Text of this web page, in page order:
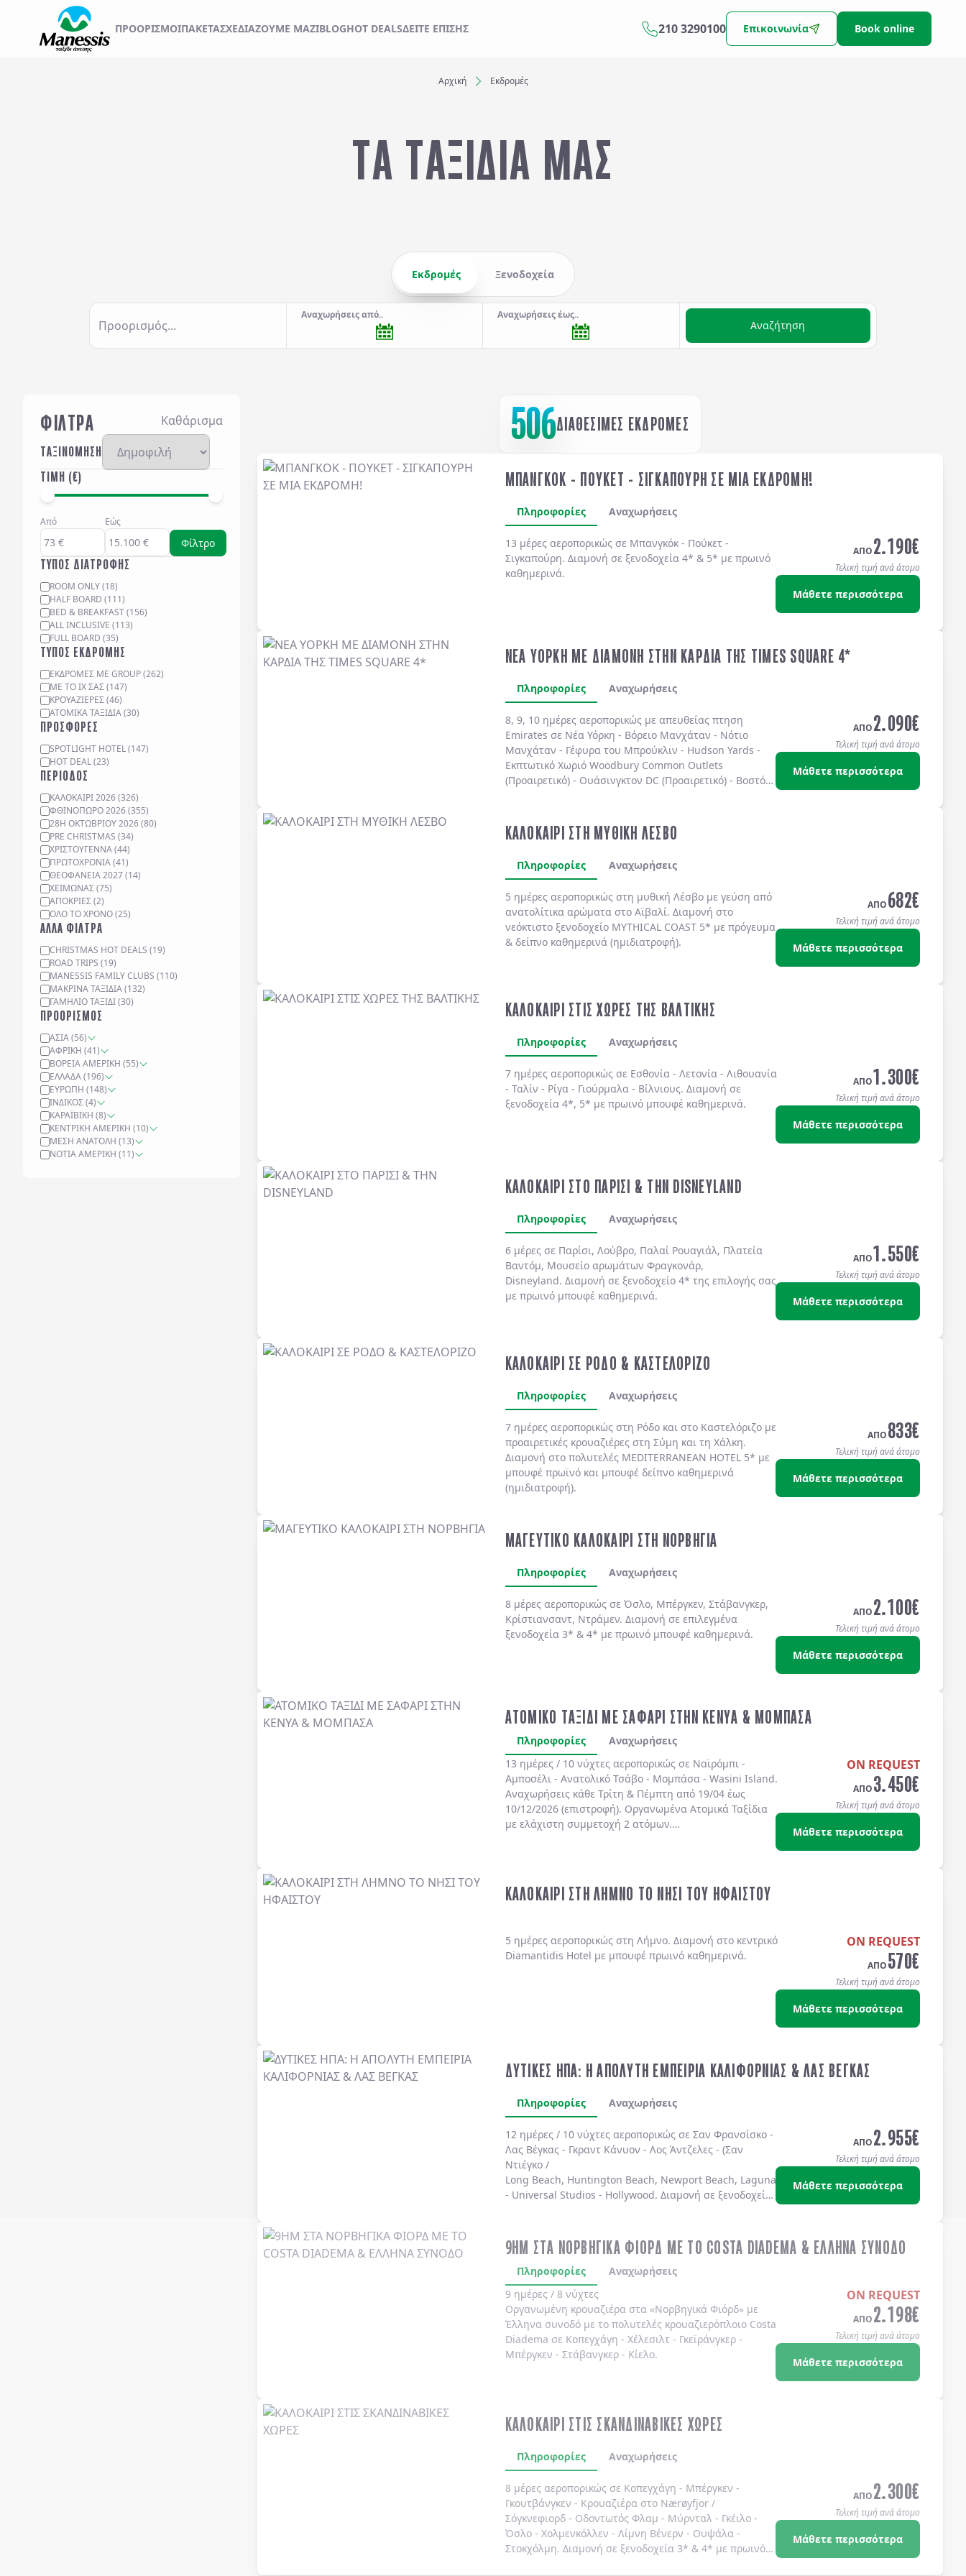
ΞΕΚΙΝΗΣΤΕ ΤΟ ΤΑΞΙΔΙ ΣΑΣ ΑΠΟ ΕΔΩ
Αναζήτηση
ΠΡΟΟΡΙΣΜΟΊΠΑΚΕΤΑΣΧΕΔΙΆΖΟΥΜΕ ΜΑΖΊBLOGHOT DEALSΔΕΊΤΕ ΕΠΊΣΗΣ 210 3290100 Επικοινωνία Book online
Αρχική Εκδρομές
ΤΑ ΤΑΞΙΔΙΑ ΜΑΣ
Εκδρομές Ξενοδοχεία
Προορισμός...
Αναχωρήσεις από.. Αναχωρήσεις έως..
Αναζήτηση
ΦΙΛΤΡΑ Καθάρισμα
ΤΑΞΙΝΟΜΗΣΗ
ΤΙΜΗ (€)
Από Εώς
Φίλτρο
ΤΥΠΟΣ ΔΙΑΤΡΟΦΗΣ
FULL BOARD (35)
ALL INCLUSIVE (113)
BED & BREAKFAST(156)
HALF BOARD (111)
ROOM ONLY(18)
ΤΥΠΟΣ ΕΚΔΡΟΜΗΣ
ΑΤΟΜΙΚΆ ΤΑΞΊΔΙΑ(30)
ΚΡΟΥΑΖΙΈΡΕΣ(46)
ΜΕ ΤΟ ΙΧ ΣΑΣ(147)
ΕΚΔΡΟΜΈΣ ΜΕ GROUP(262)
ΠΡΟΣΦΟΡΕΣ
HOT DEAL(23)
SPOTLIGHT HOTEL(147)
ΠΕΡΙΟΔΟΣ
ΟΛΟ ΤΟ ΧΡΟΝΟ(25)
ΑΠΟΚΡΙΕΣ(2)
ΧΕΙΜΩΝΑΣ(75)
ΘΕΟΦΑΝΕΙΑ 2027(14)
ΠΡΩΤΟΧΡΟΝΙΑ(41)
ΧΡΙΣΤΟΥΓΕΝΝΑ(44)
PRE CHRISTMAS (34)
28Η ΟΚΤΩΒΡΙΟΥ 2026(80)
ΦΘΙΝΟΠΩΡΟ 2026(355)
ΚΑΛΟΚΑΙΡΙ 2026(326)
ΑΛΛΑ ΦΙΛΤΡΑ
ΓΑΜΉΛΙΟ ΤΑΞΊΔΙ(30)
ΜΑΚΡΙΝΆ ΤΑΞΊΔΙΑ(132)
MANESSIS FAMILY CLUBS (110)
ROAD TRIPS (19)
CHRISTMAS HOT DEALS (19)
ΠΡΟΟΡΙΣΜΟΣ
ΑΣΊΑ(56)
ΑΦΡΙΚΉ (41)
ΒΌΡΕΙΑ ΑΜΕΡΙΚΉ (55)
ΕΛΛΆΔΑ(196)
ΕΥΡΏΠΗ (148)
ΙΝΔΙΚΌΣ(4)
ΚΑΡΑΪΒΙΚΉ (8)
ΚΕΝΤΡΙΚΉ ΑΜΕΡΙΚΉ (10)
ΜΈΣΗ ΑΝΑΤΟΛΉ (13)
ΝΌΤΙΑ ΑΜΕΡΙΚΉ (11)
506ΔΙΑΘΕΣΙΜΕΣ ΕΚΔΡΟΜΕΣ
ΜΠΑΝΓΚΟΚ - ΠΟΥΚΕΤ - ΣΙΓΚΑΠΟΥΡΗ ΣΕ ΜΙΑ ΕΚΔΡΟΜΗ!
Πληροφορίες Αναχωρήσεις
13 μέρες αεροπορικώς σε Μπανγκόκ - Πούκετ -
Σιγκαπούρη. Διαμονή σε ξενοδοχεία 4* & 5* με πρωινό
καθημερινά.
ΑΠΟ2.190€
Τελική τιμή ανά άτομο
Μάθετε περισσότερα
ΝΕΑ ΥΟΡΚΗ ΜΕ ΔΙΑΜΟΝΗ ΣΤΗΝ ΚΑΡΔΙΑ ΤΗΣ TIMES SQUARE 4*
Πληροφορίες Αναχωρήσεις
8, 9, 10 ημέρες αεροπορικώς με απευθείας πτηση
Emirates σε Νέα Υόρκη - Βόρειο Μανχάταν - Νότιο
Μανχάταν - Γέφυρα του Μπρούκλιν - Hudson Yards -
Εκπτωτικό Χωριό Woodbury Common Outlets
(Προαιρετικό)- Ουάσινγκτον DC (Προαιρετικό)- Βοστόνη
BY HILTON NEW YORK TIMES SQUARE 4*
SHELBURNE SONESTA 4*χωρίς πρωινό.
ΑΠΟ2.090€
Τελική τιμή ανά άτομο
Μάθετε περισσότερα
ΚΑΛΟΚΑΙΡΙ ΣΤΗ ΜΥΘΙΚΗ ΛΕΣΒΟ
Πληροφορίες Αναχωρήσεις
5 ημέρες αεροπορικώς στη μυθική Λέσβο με γεύση από
ανατολίτικα αρώματα στο Αϊβαλί. Διαμονή στο
νεόκτιστο ξενοδοχείο MYTHICAL COAST 5* με πρόγευμα
& δείπνοκαθημερινά (ημιδιατροφή).
ΑΠΟ682€
Τελική τιμή ανά άτομο
Μάθετε περισσότερα
ΚΑΛΟΚΑΙΡΙ ΣΤΙΣ ΧΩΡΕΣ ΤΗΣ ΒΑΛΤΙΚΗΣ
Πληροφορίες Αναχωρήσεις
7 ημέρες αεροπορικώς σε Εσθονία - Λετονία - Λιθουανία
- Ταλίν - Ρίγα - Γιούρμαλα - Βίλνιους. Διαμονή σε
ξενοδοχεία 4*, 5* με πρωινό μπουφέ καθημερινά.
ΑΠΟ1.300€
Τελική τιμή ανά άτομο
Μάθετε περισσότερα
ΚΑΛΟΚΑΙΡΙ ΣΤΟ ΠΑΡΙΣΙ & ΤΗΝ DISNEYLAND
Πληροφορίες Αναχωρήσεις
6 μέρες σε Παρίσι, Λούβρο, Παλαί Ρουαγιάλ, Πλατεία
Βαντόμ, Μουσείο αρωμάτων Φραγκονάρ,
Disneyland. Διαμονή σε ξενοδοχείo 4* της επιλογής σας
με πρωινό μπουφέ καθημερινά.
ΑΠΟ1.550€
Τελική τιμή ανά άτομο
Μάθετε περισσότερα
ΚΑΛΟΚΑΙΡΙ ΣΕ ΡΟΔΟ & ΚΑΣΤΕΛΟΡΙΖΟ
Πληροφορίες Αναχωρήσεις
7 ημέρες αεροπορικώς στη Ρόδο και στο Καστελόριζο με
προαιρετικές κρουαζιέρες στη Σύμη και τη Χάλκη.
Διαμονή στο πολυτελές MEDITERRANEAN HOTEL 5* με
μπουφέ πρωϊνό και μπουφέ δείπνο καθημερινά
(ημιδιατροφή).
ΑΠΟ833€
Τελική τιμή ανά άτομο
Μάθετε περισσότερα
ΜΑΓΕΥΤΙΚΟ ΚΑΛΟΚΑΙΡΙ ΣΤΗ ΝΟΡΒΗΓΙΑ
Πληροφορίες Αναχωρήσεις
8 μέρες αεροπορικώς σε Όσλο, Μπέργκεν, Στάβανγκερ,
Κρίστιανσαντ, Ντράμεν. Διαμονή σε επιλεγμένα
ξενοδοχεία 3* & 4* με πρωινό μπουφέ καθημερινά.
ΑΠΟ2.100€
Τελική τιμή ανά άτομο
Μάθετε περισσότερα
ΑΤΟΜΙΚΟ ΤΑΞΙΔΙ ΜΕ ΣΑΦΑΡΙ ΣΤΗΝ ΚΕΝΥΑ & ΜΟΜΠΑΣΑ
Πληροφορίες
Αναχωρήσεις
13 ημέρες / 10 νύχτες αεροπορικώς σε Ναϊρόμπι -
Αμποσέλι - Ανατολικό Τσάβο - Μομπάσα - Wasini Island.
Αναχωρήσεις κάθε Τρίτη & Πέμπτη από 19/04 έως
10/12/2026 (επιστροφή). Οργανωμένα Ατομικά Ταξίδια
με ελάχιστη συμμετοχή 2 ατόμων.
ON REQUEST
ΑΠΟ3.450€
Τελική τιμή ανά άτομο
Μάθετε περισσότερα
ΚΑΛΟΚΑΙΡΙ ΣΤΗ ΛΗΜΝΟ ΤΟ ΝΗΣΙ ΤΟΥ ΗΦΑΙΣΤΟΥ
5 ημέρες αεροπορικώς στη Λήμνο. Διαμονή στο κεντρικό
Diamantidis Hotel με μπουφέ πρωινό καθημερινά.
ON REQUEST
ΑΠΟ570€
Τελική τιμή ανά άτομο
Μάθετε περισσότερα
ΔΥΤΙΚΕΣ ΗΠΑ: Η ΑΠΟΛΥΤΗ ΕΜΠΕΙΡΙΑ ΚΑΛΙΦΟΡΝΙΑΣ & ΛΑΣ ΒΕΓΚΑΣ
Πληροφορίες Αναχωρήσεις
12 ημέρες / 10 νύχτες αεροπορικώς σε Σαν Φρανσίσκο-
Λας Βέγκας- Γκραντ Κάνυον - Λος Άντζελες- (Σαν
Ντιέγκο /
Long Beach, Huntington Beach, Newport Beach, Laguna Beach Dana Point, Coronado Island)
- Universal Studios - Hollywood. Διαμονή σε ξενοδοχεία
ΑΠΟ2.955€
Τελική τιμή ανά άτομο
Μάθετε περισσότερα
9ΗΜ ΣΤΑ ΝΟΡΒΗΓΙΚΑ ΦΙΟΡΔ ΜΕ ΤΟ COSTA DIADEMA & ΕΛΛΗΝΑ ΣΥΝΟΔΟ
Πληροφορίες
Αναχωρήσεις
9 ημέρες / 8 νύχτες
Οργανωμένη κρουαζιέρα στα «Νορβηγικά Φιόρδ»με
Έλληνα συνοδόμε το πολυτελές κρουαζιερόπλοιο Costa
Diadema σε Κοπεγχάγη - Χέλεσιλτ - Γκεϊράνγκερ -
Μπέργκεν - Στάβανγκερ - Κίελο.
ON REQUEST
ΑΠΟ2.198€
Τελική τιμή ανά άτομο
Μάθετε περισσότερα
ΚΑΛΟΚΑΙΡΙ ΣΤΙΣ ΣΚΑΝΔΙΝΑΒΙΚΕΣ ΧΩΡΕΣ
Πληροφορίες Αναχωρήσεις
8 μέρες αεροπορικώς σε Κοπεγχάγη - Μπέργκεν -
Γκουτβάνγκεν - Κρουαζιέρα στο Nærøyfjor /
Σόγκνεφιορδ - Οδοντωτός Φλαμ - Μύρνταλ - Γκέιλο -
Όσλο - Χολμενκόλλεν - Λίμνη Βένερν - Ουψάλα -
Στοκχόλμη. Διαμονή σε ξενοδοχεία 3* & 4* με πρωινό
ΑΠΟ2.300€
Τελική τιμή ανά άτομο
Μάθετε περισσότερα